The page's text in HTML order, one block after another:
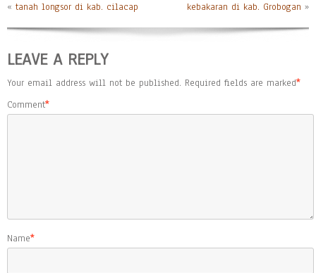
« tanah longsor di kab. cilacap kebakaran di kab. Grobogan »
LEAVE A REPLY
Your email address will not be published. Required fields are marked*
Comment*
Name*